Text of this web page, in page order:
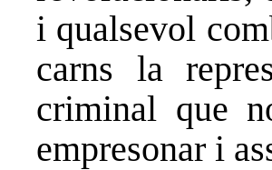
i qualsevol
carns la
criminal que
empresonar i